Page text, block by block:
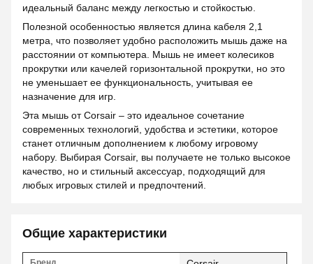
идеальный баланс между легкостью и стойкостью.
Полезной особенностью является длина кабеля 2,1
метра, что позволяет удобно расположить мышь даже на
расстоянии от компьютера. Мышь не имеет колесиков
прокрутки или качелей горизонтальной прокрутки, но это
не уменьшает ее функциональность, учитывая ее
назначение для игр.
Эта мышь от Corsair – это идеальное сочетание
современных технологий, удобства и эстетики, которое
станет отличным дополнением к любому игровому
набору. Выбирая Corsair, вы получаете не только высокое
качество, но и стильный аксессуар, подходящий для
любых игровых стилей и предпочтений.
Общие характеристики